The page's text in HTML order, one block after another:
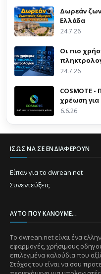
Δωρεάν
Ελλάδα
24.7.26
Οι πιο
24.7.26
COSMOTE
χρέωση
6.6.26
ΊΣΩΣ ΝΑ ΣΕ ΕΝΔΙΑΦΈΡΟΥΝ
Είπαν για το dwrean.net
Συνεντεύξεις
ΑΥΤΌ ΠΟΥ ΚΆΝΟΥΜΕ...
Το dwrean.net είναι ένα
εφαρμογές, χρήσιμους
επιλεγμένα καλούδια που
Στόχος του είναι να σου